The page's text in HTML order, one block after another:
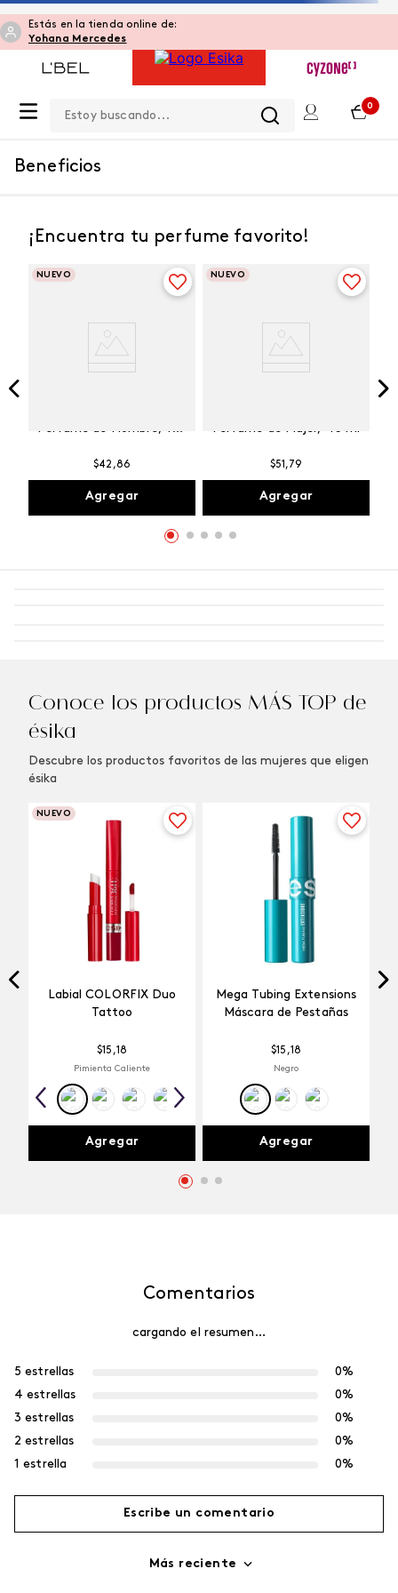
Estás en la tienda online de:
Yohana Mercedes
0
Beneficios
¡Encuentra tu perfume favorito!
NUEVO
Perfume de Hombre, 100
$42 ,86
Agregar
NUEVO
Perfume de Mujer, 45 ml
$51 ,79
Agregar
Conoce los productos MÁS TOP de
ésika
Descubre los productos favoritos de las mujeres que eligen
ésika
NUEVO
Labial COLORFIX Duo
Tattoo
$15 ,18
Pimienta Caliente
Agregar
Mega Tubing Extensions
Máscara de Pestañas
$15 ,18
Negro
Agregar
Comentarios
cargando el resumen…
5 estrellas
0%
4 estrellas
0%
3 estrellas
0%
2 estrellas
0%
1 estrella
0%
Escribe un comentario
Más reciente